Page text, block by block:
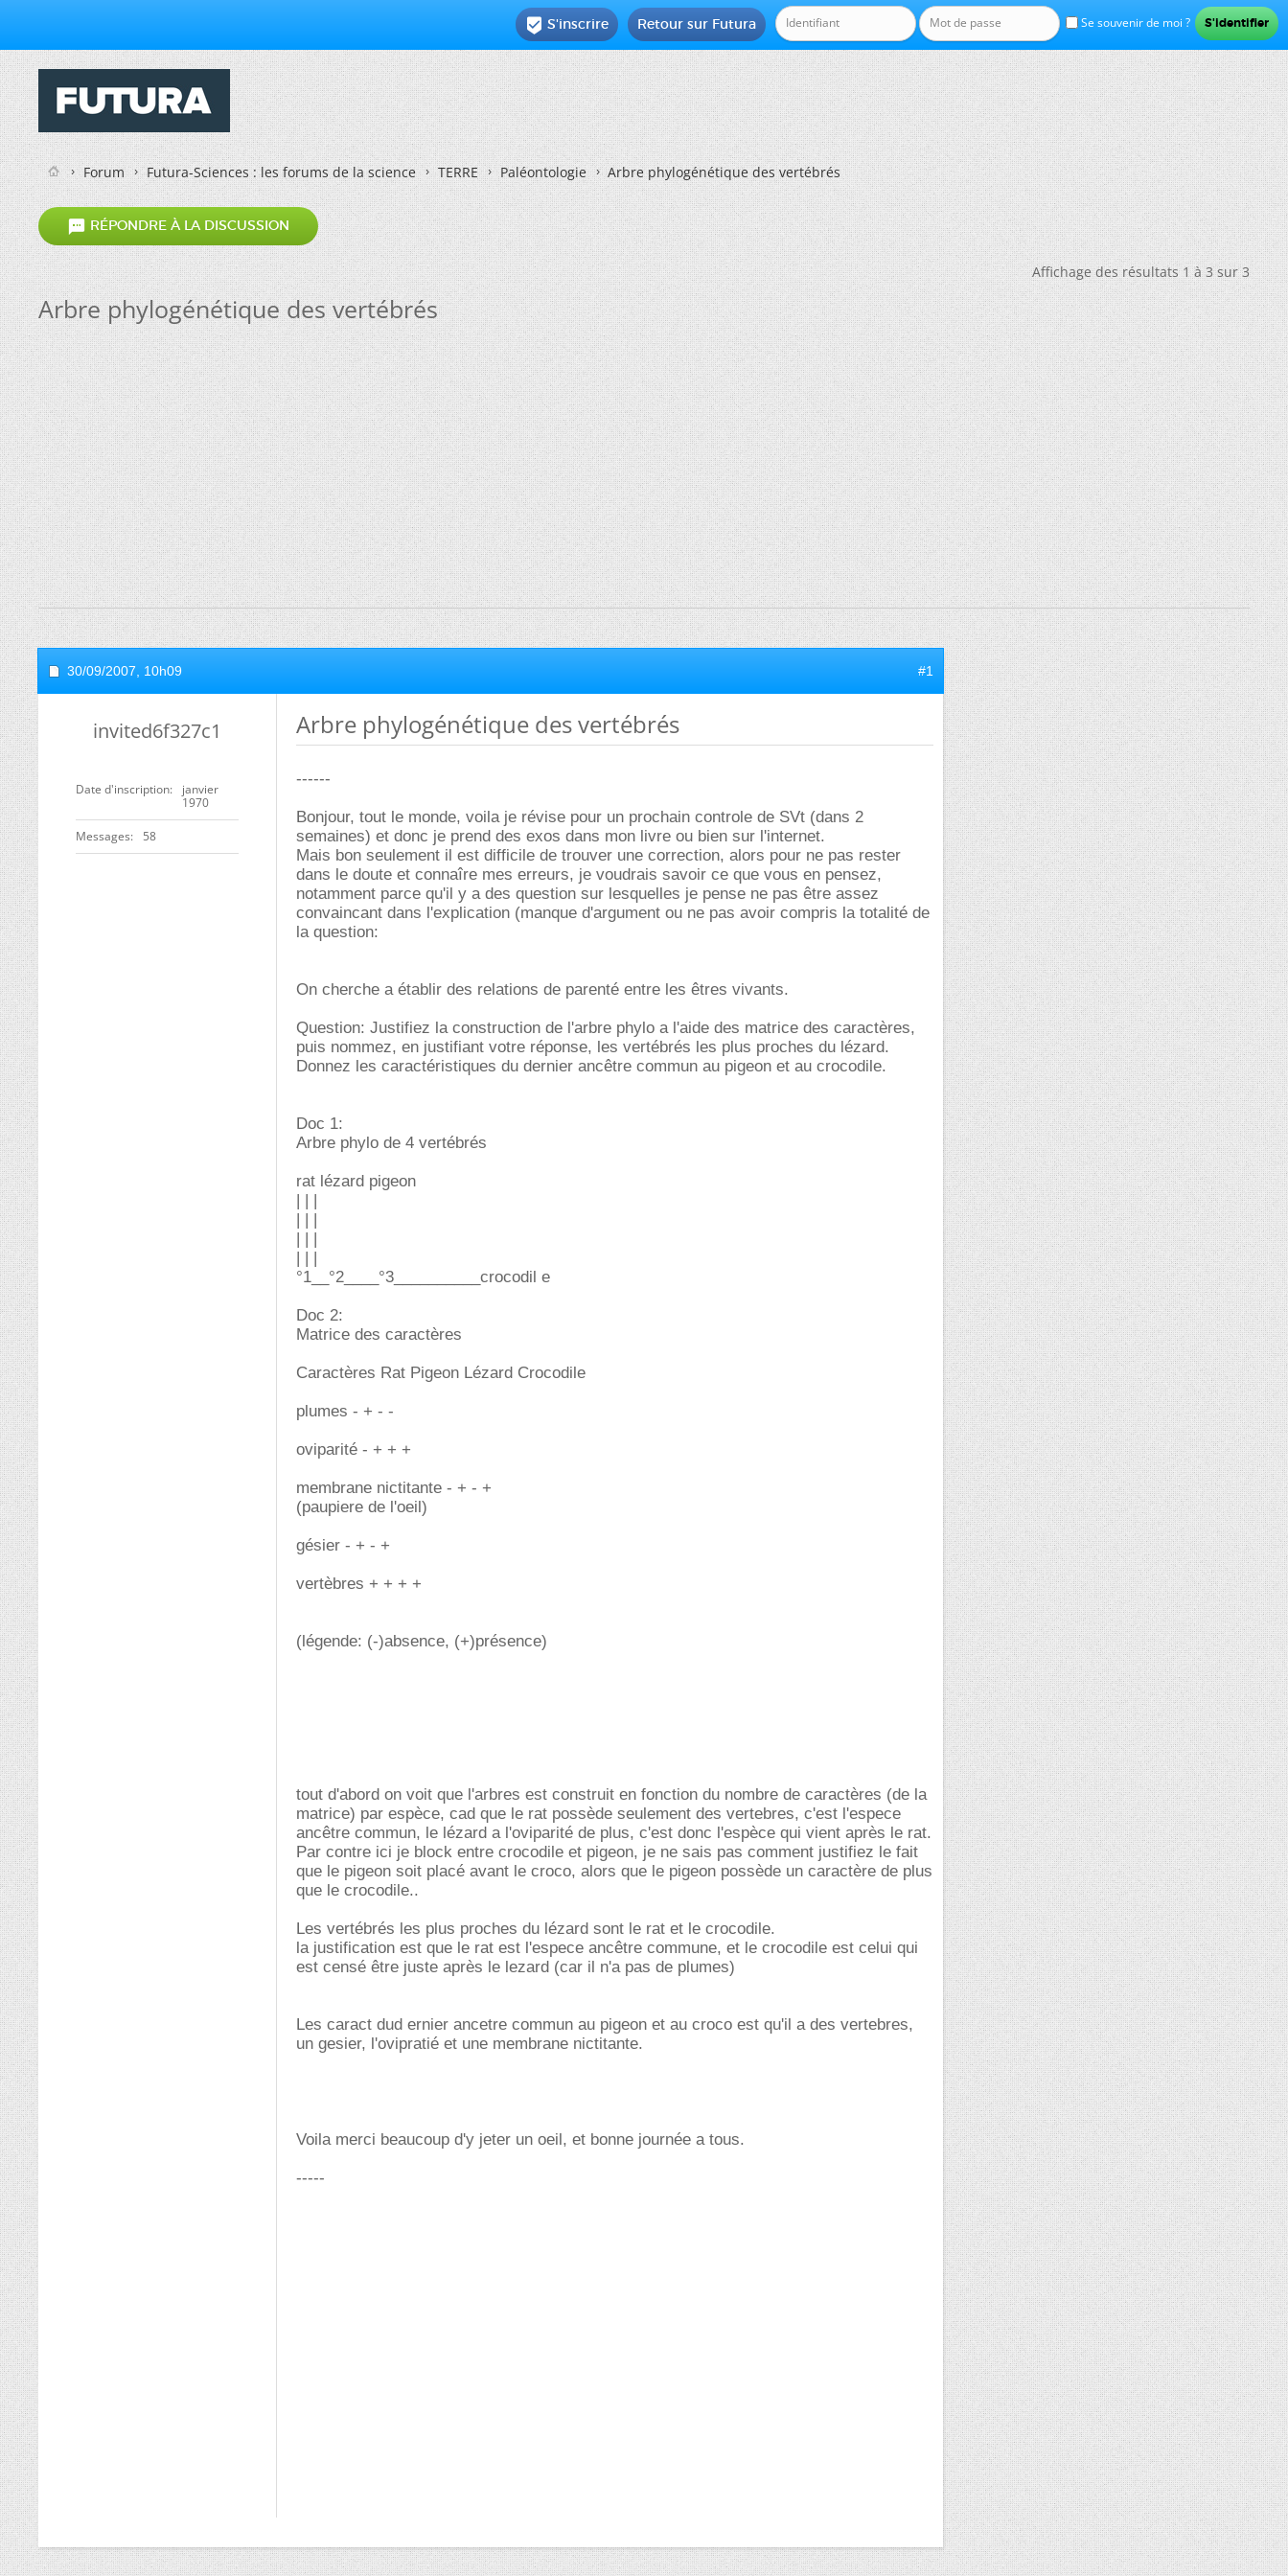
Se souvenir de moi ?
Retour sur Futura
 S'inscrire
Forum Futura-Sciences : les forums de la science TERRE Paléontologie Arbre phylogénétique des vertébrés
 RÉPONDRE À LA DISCUSSION
Affichage des résultats 1 à 3 sur 3
Arbre phylogénétique des vertébrés
30/09/2007, 10h09 #1
invited6f327c1
Date d'inscription
janvier
1970
Messages 58
Arbre phylogénétique des vertébrés
------
Bonjour, tout le monde, voila je révise pour un prochain controle de SVt (dans 2
semaines) et donc je prend des exos dans mon livre ou bien sur l'internet.
Mais bon seulement il est difficile de trouver une correction, alors pour ne pas rester
dans le doute et connaîre mes erreurs, je voudrais savoir ce que vous en pensez,
notamment parce qu'il y a des question sur lesquelles je pense ne pas être assez
convaincant dans l'explication (manque d'argument ou ne pas avoir compris la totalité de
la question:
On cherche a établir des relations de parenté entre les êtres vivants.
Question: Justifiez la construction de l'arbre phylo a l'aide des matrice des caractères,
puis nommez, en justifiant votre réponse, les vertébrés les plus proches du lézard.
Donnez les caractéristiques du dernier ancêtre commun au pigeon et au crocodile.
Doc 1:
Arbre phylo de 4 vertébrés
rat lézard pigeon
| | |
| | |
| | |
| | |
°1__°2____°3__________crocodil e
Doc 2:
Matrice des caractères
Caractères Rat Pigeon Lézard Crocodile
plumes - + - -
oviparité - + + +
membrane nictitante - + - +
(paupiere de l'oeil)
gésier - + - +
vertèbres + + + +
(légende: (-)absence, (+)présence)
tout d'abord on voit que l'arbres est construit en fonction du nombre de caractères (de la
matrice) par espèce, cad que le rat possède seulement des vertebres, c'est l'espece
ancêtre commun, le lézard a l'oviparité de plus, c'est donc l'espèce qui vient après le rat.
Par contre ici je block entre crocodile et pigeon, je ne sais pas comment justifiez le fait
que le pigeon soit placé avant le croco, alors que le pigeon possède un caractère de plus
que le crocodile..
Les vertébrés les plus proches du lézard sont le rat et le crocodile.
la justification est que le rat est l'espece ancêtre commune, et le crocodile est celui qui
est censé être juste après le lezard (car il n'a pas de plumes)
Les caract dud ernier ancetre commun au pigeon et au croco est qu'il a des vertebres,
un gesier, l'ovipratié et une membrane nictitante.
Voila merci beaucoup d'y jeter un oeil, et bonne journée a tous.
-----